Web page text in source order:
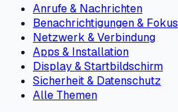
Anrufe & Nachrichten
Benachrichtigungen & Fokus
Netzwerk & Verbindung
Apps & Installation
Display & Startbildschirm
Sicherheit & Datenschutz
Alle Themen